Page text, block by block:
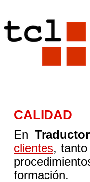
CALIDAD
En
clientes,
formación.